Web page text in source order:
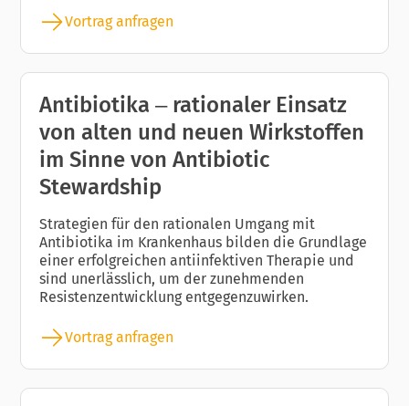
Vortrag anfragen
Antibiotika – rationaler Einsatz
von alten und neuen Wirkstoffen
im Sinne von Antibiotic
Stewardship
Strategien für den rationalen Umgang mit
Antibiotika im Krankenhaus bilden die Grundlage
einer erfolgreichen antiinfektiven Therapie und
sind unerlässlich, um der zunehmenden
Resistenzentwicklung entgegenzuwirken.
Vortrag anfragen